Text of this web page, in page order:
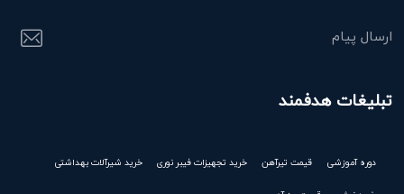
ارسال پیام
تبلیغات هدفمند
دوره آموزشی قیمت تیرآهن خرید تجهیزات فیبر نوری خرید شیرآلات بهداشتی